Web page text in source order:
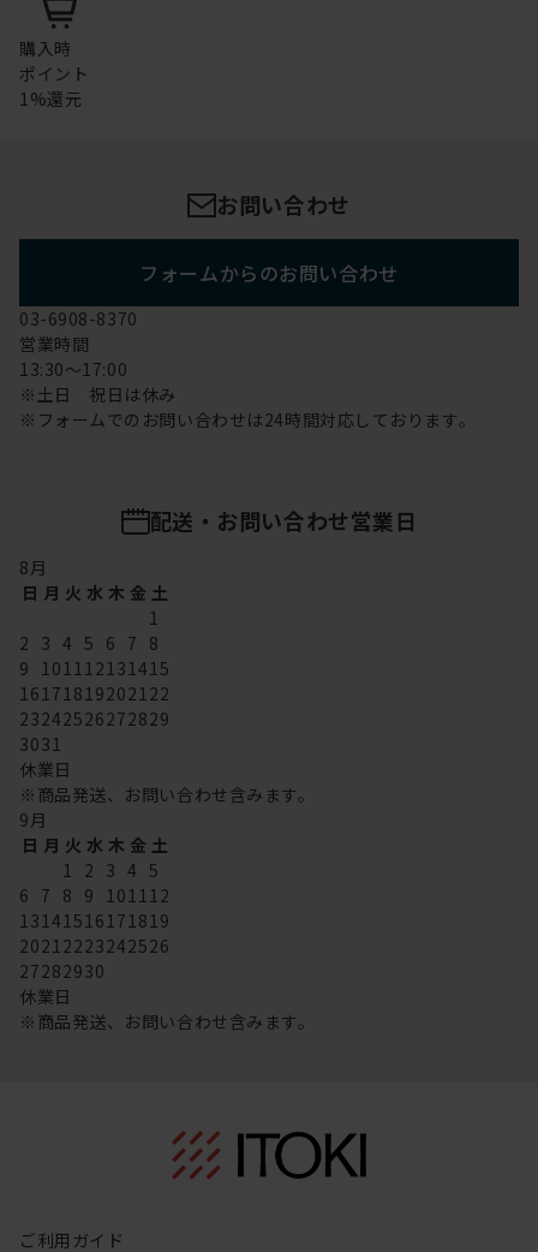
購入時
ポイント
1%還元
お問い合わせ
フォームからのお問い合わせ
03-6908-8370
営業時間
13:30～17:00
※土日 祝日は休み
※フォームでのお問い合わせは24時間対応しております。
配送・お問い合わせ営業日
8月
日 月 火 水 木 金 土
1
2 3 4 5 6 7 8
9 101112131415
16171819202122
23242526272829
3031
休業日
※商品発送、お問い合わせ含みます。
9月
日 月 火 水 木 金 土
1 2 3 4 5
6 7 8 9 101112
13141516171819
20212223242526
27282930
休業日
※商品発送、お問い合わせ含みます。
ご利用ガイド